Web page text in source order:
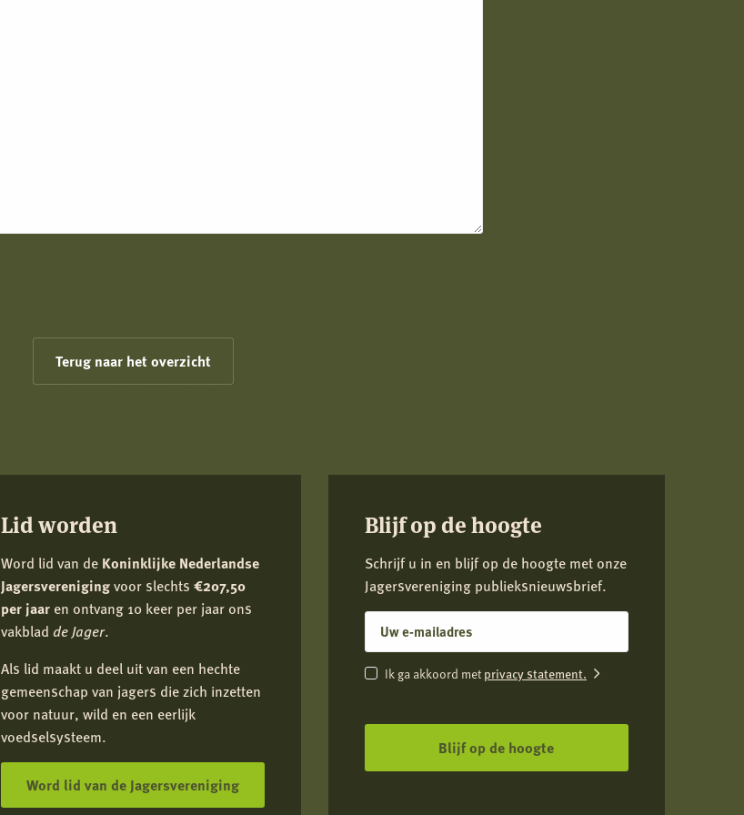
Terug naar het overzicht
Lid worden
Word lid van de Koninklijke Nederlandse
Jagersverenigingvoor slechts €207,50
per jaaren ontvang 10 keer per jaar ons
vakblad de Jager.
Als lid maakt u deel uit van een hechte
gemeenschap van jagers die zich inzetten
voor natuur, wild en een eerlijk
voedselsysteem.
Word lid van de Jagersvereniging
Blijf op de hoogte
Schrijf u in en blijf op de hoogte met onze
Jagersvereniging publieksnieuwsbrief.
E-
mailadres
Instemming
Ik ga akkoord met privacy statement.